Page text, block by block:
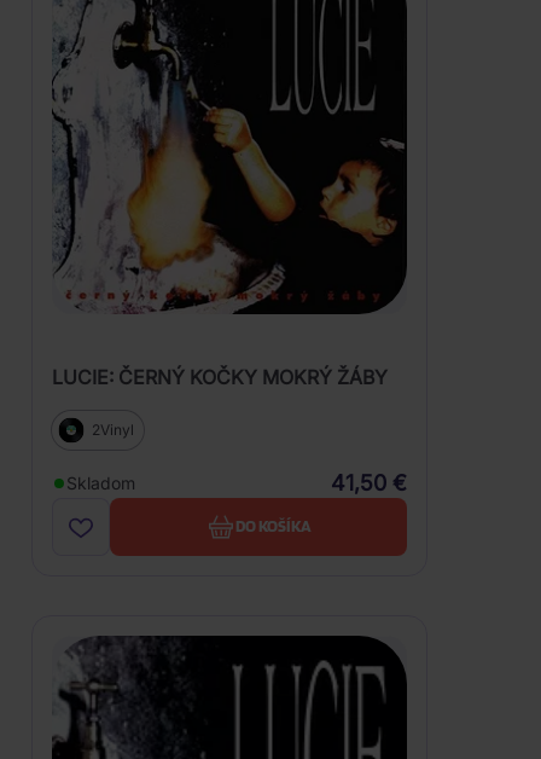
LUCIE: ČERNÝ KOČKY MOKRÝ ŽÁBY
2Vinyl
Skladom 41,50 €
DO KOŠÍKA